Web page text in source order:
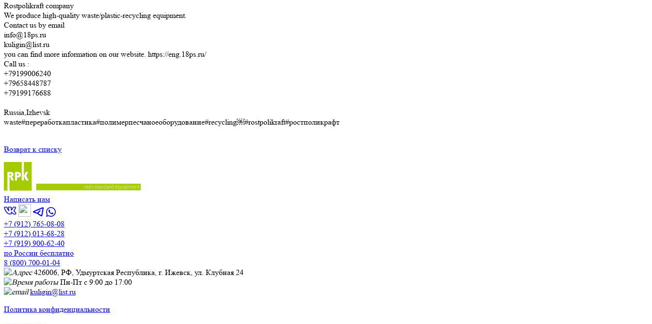
Rostpolikraft company
We produce high-quality waste/plastic-recycling equipment.
Contact us by email
info@18ps.ru
kuligin@list.ru
you can find more information on our website. https://eng.18ps.ru/
Call us :
+79199006240
+79658448787
+79199176688
Russia,Izhevsk
waste#переработкапластика#полимерпесчаноеоборудование#recycling￼#rostpolikraft#ростполикрафт
Возврат к списку
Написать нам
+7 (912) 765-08-08
+7 (912) 013-68-28
+7 (919) 900-62-40
по России бесплатно
8 (800) 700-01-04
426006, РФ, Удмуртская Республика, г. Ижевск, ул. Клубная 24
Пн-Пт с 9:00 до 17:00
kuligin@list.ru
Политика конфиденциальности